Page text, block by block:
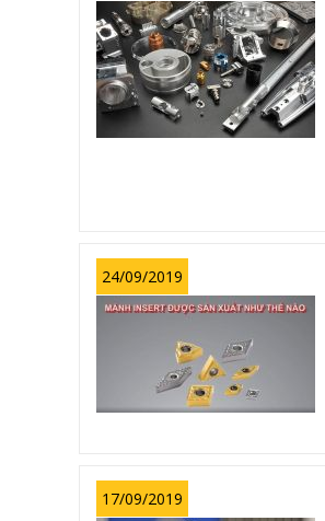
24/09/2019
17/09/2019